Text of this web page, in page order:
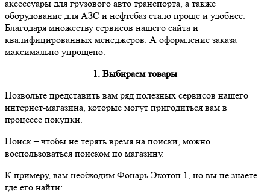
аксессуары для грузового авто транспорта, а также
оборудование для АЗС и нефтебаз стало проще и удобнее.
Благодаря множеству сервисов нашего сайта и
квалифицированных менеджеров. А оформление заказа
максимально упрощено.
1. Выбираем товары
Позвольте представить вам ряд полезных сервисов нашего
интернет-магазина, которые могут пригодиться вам в
процессе покупки.
Поиск– чтобы не терять время на поиски, можно
воспользоваться поиском по магазину.
К примеру, вам необходим Фонарь Экотон 1, но вы не знаете
где его найти: